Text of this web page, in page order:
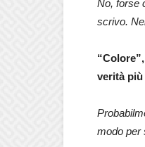
No, forse
scrivo.
verità
modo per